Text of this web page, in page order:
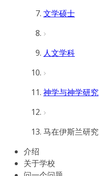
文学硕士
人文学科
神学与神学研究
马在伊斯兰研究
介绍
关于学校